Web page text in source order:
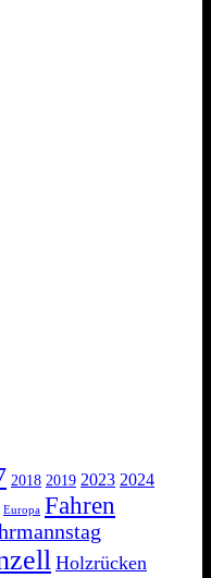
2018 2019 2023 2024
Europa Fahren
Holzrücken